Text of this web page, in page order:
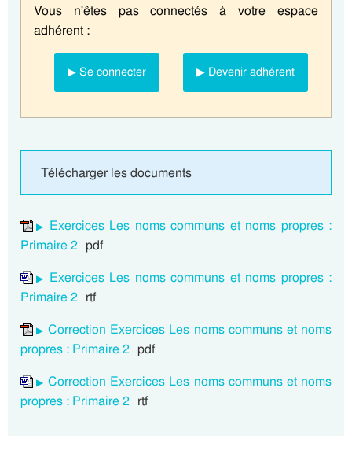
Vous n'êtes pas connectés à votre espace
adhérent :
▶ Se connecter ▶ Devenir adhérent
Télécharger les documents
Exercices Les noms communs et noms propres :
Primaire 2 pdf
Exercices Les noms communs et noms propres :
Primaire 2 rtf
Correction Exercices Les noms communs et noms
propres : Primaire 2 pdf
Correction Exercices Les noms communs et noms
propres : Primaire 2 rtf